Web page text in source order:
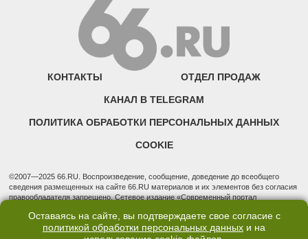
КОНТАКТЫ ОТДЕЛ ПРОДАЖ
КАНАЛ В TELEGRAM
ПОЛИТИКА ОБРАБОТКИ ПЕРСОНАЛЬНЫХ ДАННЫХ
COOKIE
©2007—2025 66.RU. Воспроизведение, сообщение, доведение до всеобщего
сведения размещенных на сайте 66.RU материалов и их элементов без согласия
правообладателя запрещено. Сетевое издание «Современный портал
надзору в сфере связи, информационных технологий и массовых коммуникаций
(Роскомнадзор). Регистрационный номер ЭЛ № ФС 77 - 76634 от 02.09.2019
Оставаясь на сайте, вы подтверждаете свое согласие с
политикой обработки персональных данных и на